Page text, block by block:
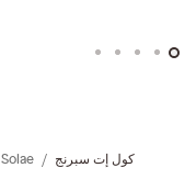
كول إت سبرنج Solae